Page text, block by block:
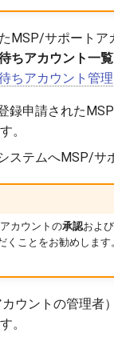
MSP/サポートア
ちアカウント一覧
ちアカウント管理
録申請された
。
ステムへMSP/サ
カウントの承認および
くことをお勧めします。
カウントの管理者
。